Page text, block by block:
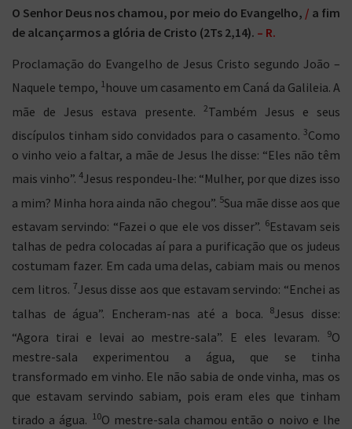
O Senhor Deus nos chamou, por meio do Evangelho, / a fim
de alcançarmos a glória de Cristo (2Ts 2,14). – R.
Proclamação do Evangelho de Jesus Cristo segundo João –
Naquele tempo, 1houve um casamento em Caná da Galileia. A
mãe de Jesus estava presente.
2Também Jesus e seus
discípulos tinham sido convidados para o casamento. 3Como
o vinho veio a faltar, a mãe de Jesus lhe disse: “Eles não têm
mais vinho”. 4Jesus respondeu-lhe: “Mulher, por que dizes isso
a mim? Minha hora ainda não chegou”. 5Sua mãe disse aos que
estavam servindo: “Fazei o que ele vos disser”. 6Estavam seis
talhas de pedra colocadas aí para a purificação que os judeus
costumam fazer. Em cada uma delas, cabiam mais ou menos
cem litros. 7Jesus disse aos que estavam servindo: “Enchei as
talhas de água”. Encheram-nas até a boca.
8Jesus disse:
“Agora tirai e levai ao mestre-sala”. E eles levaram.
9O
mestre-sala experimentou a água, que se tinha
transformado em vinho. Ele não sabia de onde vinha, mas os
que estavam servindo sabiam, pois eram eles que tinham
tirado a água. 10O mestre-sala chamou então o noivo e lhe